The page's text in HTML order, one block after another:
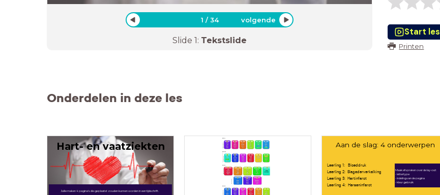
1 /34 volgende
Slide 1: Tekstslide
Start les
Printen
Onderdelen in deze les
Hart- en vaatziekten
Jullie maken 4 pagina's die geplaatst zouden kunnen worden in een tijdschrift.
Aan de slag: 4 onderwerpen
Leerling 1: Bloeddruk
Leerling 2: Slagaderverkalking
Leerling 3: Hartinfarct
Leerling 4: Herseninfarct
Maak afspraken over de lay-out:
- lettertype
- indeling van de pagina
- kleur gebruik